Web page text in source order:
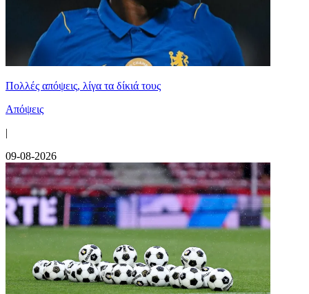
Πολλές απόψεις, λίγα τα δίκιά τους
Απόψεις
|
09-08-2026